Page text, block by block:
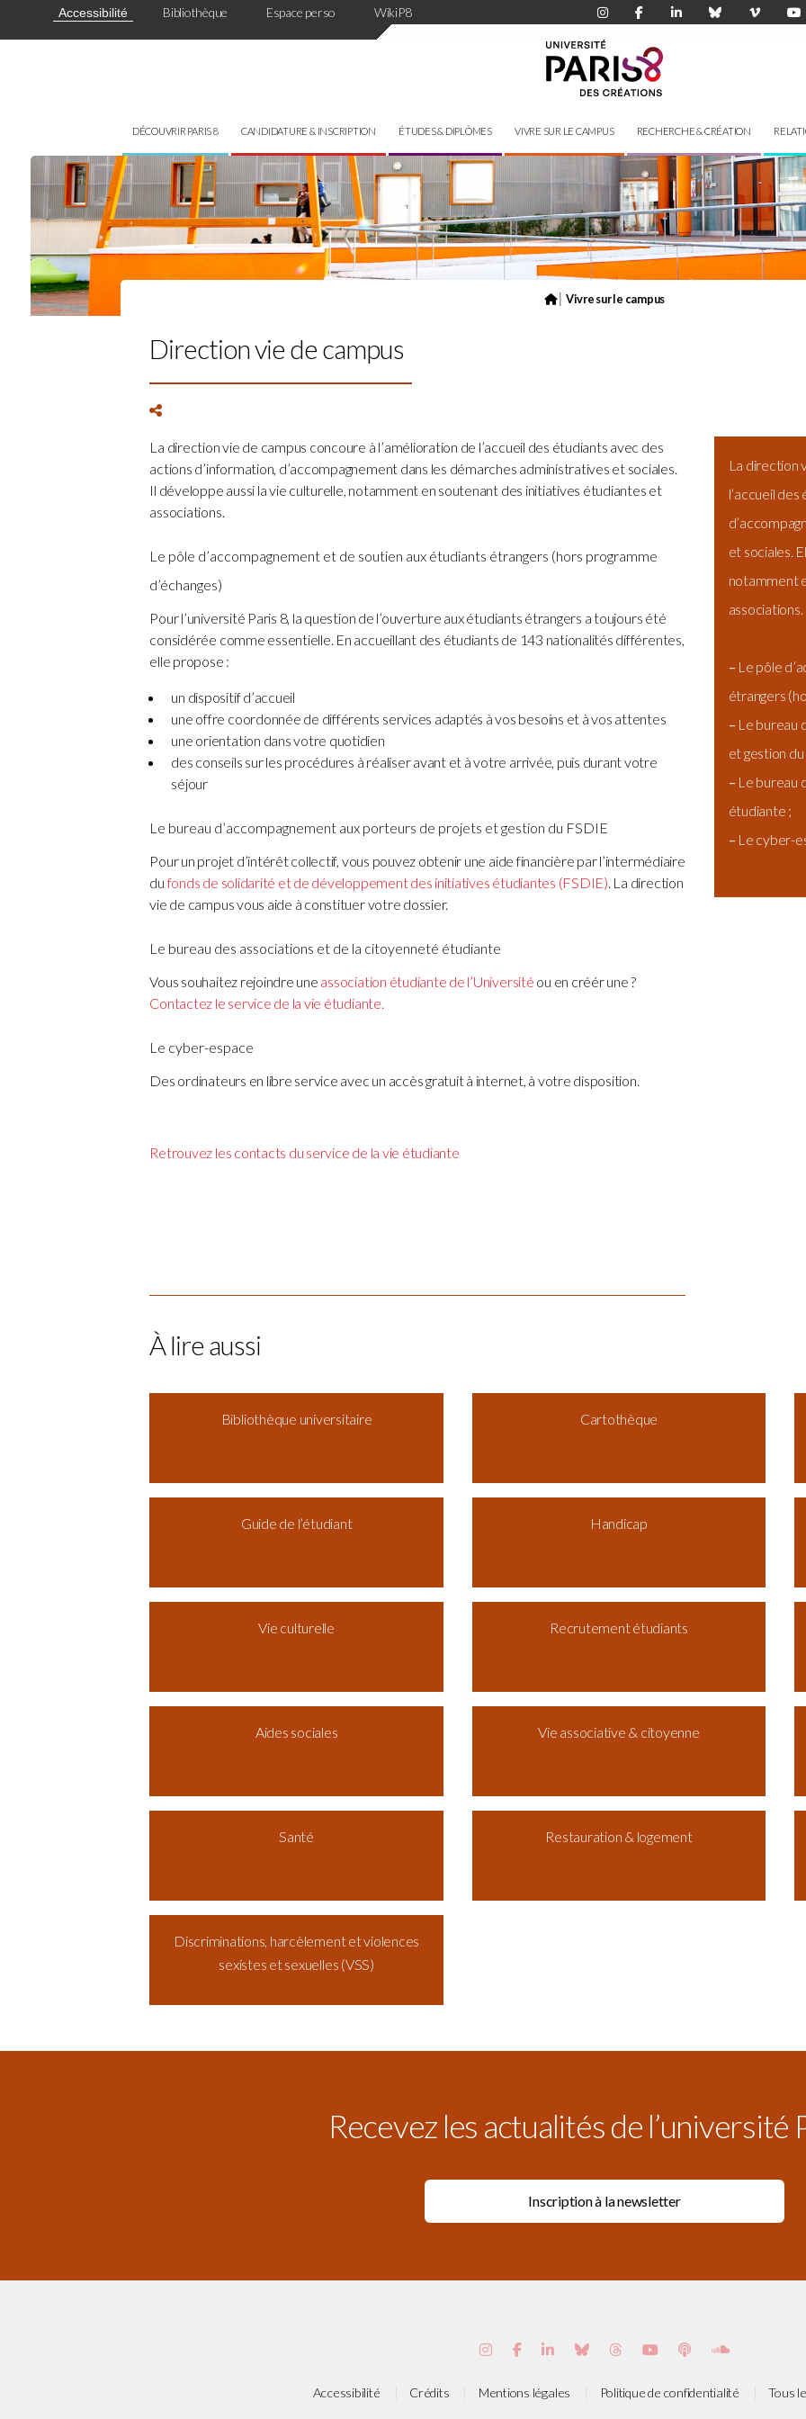
Accessibilité Bibliothèque Espace perso WikiP8
DÉCOUVRIR PARIS 8 CANDIDATURE & INSCRIPTION ÉTUDES & DIPLÔMES VIVRE SUR LE CAMPUS RECHERCHE & CRÉATION
| Vivre sur le campus
Direction vie de campus
La direction vie de campus concoure à l’amélioration de l’accueil des étudiants avec des
actions d’information, d’accompagnement dans les démarches administratives et sociales.
Il développe aussi la vie culturelle, notamment en soutenant des initiatives étudiantes et
associations.
Le pôle d’accompagnement et de soutien aux étudiants étrangers (hors programme
d’échanges)
Pour l’université Paris 8, la question de l’ouverture aux étudiants étrangers a toujours été
considérée comme essentielle. En accueillant des étudiants de 143 nationalités différentes,
elle propose :
un dispositif d’accueil
une offre coordonnée de différents services adaptés à vos besoins et à vos attentes
une orientation dans votre quotidien
des conseils sur les procédures à réaliser avant et à votre arrivée, puis durant votre
séjour
Le bureau d’accompagnement aux porteurs de projets et gestion du FSDIE
Pour un projet d’intérêt collectif, vous pouvez obtenir une aide financière par l’intermédiaire
dufonds de solidarité et de développement des initiatives étudiantes (FSDIE) . La direction
vie de campus vous aide à constituer votre dossier.
Le bureau des associations et de la citoyenneté étudiante
Vous souhaitez rejoindre une association étudiante de l’Université ou en créér une ?
Contactez le service de la vie étudiante.
Le cyber-espace
Des ordinateurs en libre service avec un accès gratuit à internet, à votre disposition.
Retrouvez les contacts du service de la vie étudiante
La direction
l’accueil
et sociales.
notamment
associations.
– Le pôle
étrangers
– Le bureau
et gestion
– Le bureau
étudiante ;
– Le cyber-
À lire aussi
Bibliothèque universitaire Cartothèque
Guide de l’étudiant Handicap
Vie culturelle Recrutement étudiants
Aides sociales Vie associative & citoyenne
Santé Restauration & logement
Discriminations, harcèlement et violences
sexistes et sexuelles (VSS)
Recevez les actualités de l’université
Accessibilité Crédits Mentions légales Politique de confidentialité Tous
Panneau de gestion des cookies